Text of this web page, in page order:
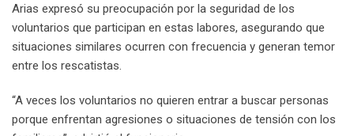
Arias expresó su preocupación por la seguridad de los
voluntarios que participan en estas labores, asegurando que
situaciones similares ocurren con frecuencia y generan temor
entre los rescatistas.
“A veces los voluntarios no quieren entrar a buscar personas
porque enfrentan agresiones o situaciones de tensión con los